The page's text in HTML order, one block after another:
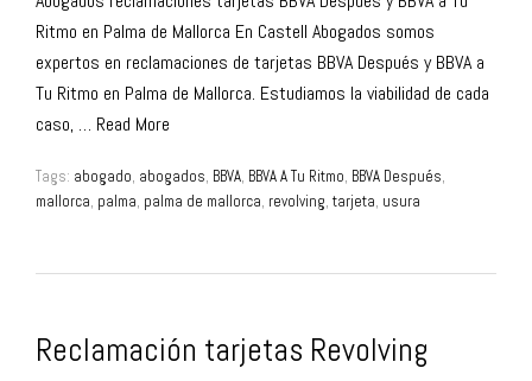
Ritmo en Palma de Mallorca En Castell Abogados somos
expertos en reclamaciones de tarjetas BBVA Después y BBVA a
Tu Ritmo en Palma de Mallorca. Estudiamos la viabilidad de cada
caso, … Read More
Tags: abogado, abogados, BBVA, BBVA A Tu Ritmo, BBVA Después,
mallorca, palma, palma de mallorca, revolving, tarjeta, usura
Reclamación tarjetas Revolving